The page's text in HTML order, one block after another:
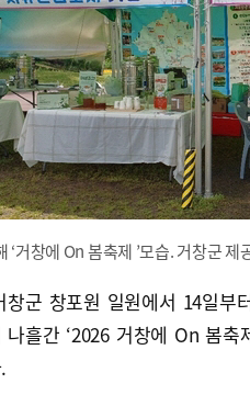
‘거창에 On 봄축제 ’모습. 거창군 제
창군 창포원 일원에서 14일부
나흘간 ‘2026 거창에 On 봄축